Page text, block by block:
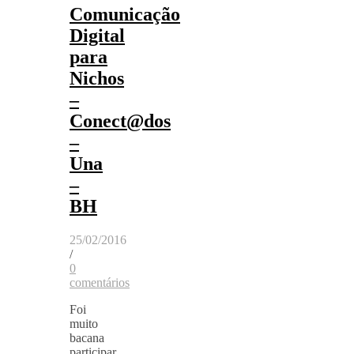
Comunicação
Digital
para
Nichos
–
Conect@dos
–
Una
–
BH
25/02/2016
/
0
comentários
Foi
muito
bacana